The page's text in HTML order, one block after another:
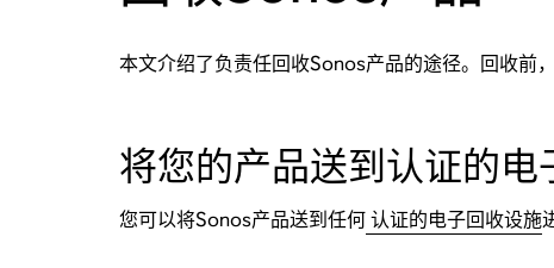
本文介绍了负责任回收Sonos产品的途径。回收前
将您的产品送到认证的电
您可以将Sonos产品送到任何认证的电子回收设施